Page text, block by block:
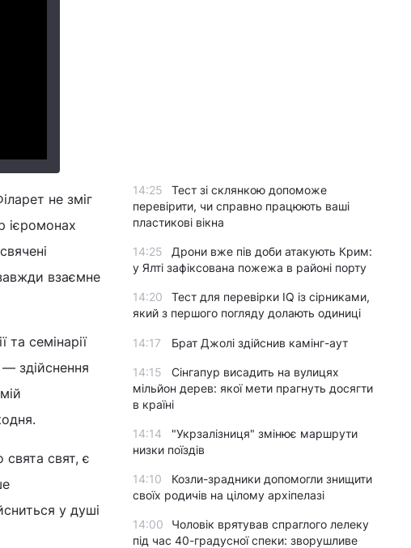
не зміг
ієромонах
взаємне
семінарії
здійснення
свят, є
у душі
14:25
Тест зі склянкою допоможе
перевірити, чи справно працюють ваші
пластикові вікна
14:25
Дрони вже пів доби атакують Крим:
у Ялті зафіксована пожежа в районі порту
14:20
Тест для перевірки IQ із сірниками,
який з першого погляду долають одиниці
14:17 Брат Джолі здійснив камінг-аут
14:15
Сінгапур висадить на вулицях
мільйон дерев: якої мети прагнуть досягти
в країні
14:14
"Укрзалізниця" змінює маршрути
низки поїздів
14:10
Козли-зрадники допомогли знищити
своїх родичів на цілому архіпелазі
14:00
Чоловік врятував спраглого лелеку
під час 40-градусної спеки: зворушливе